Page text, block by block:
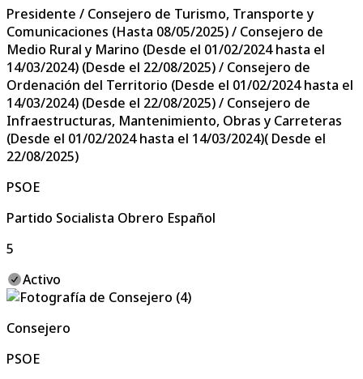
Presidente / Consejero de Turismo, Transporte y
Comunicaciones (Hasta 08/05/2025) / Consejero de
Medio Rural y Marino (Desde el 01/02/2024 hasta el
14/03/2024) (Desde el 22/08/2025) / Consejero de
Ordenación del Territorio (Desde el 01/02/2024 hasta el
14/03/2024) (Desde el 22/08/2025) / Consejero de
Infraestructuras, Mantenimiento, Obras y Carreteras
(Desde el 01/02/2024 hasta el 14/03/2024)( Desde el
22/08/2025)
PSOE
Partido Socialista Obrero Español
5
Activo
Consejero
PSOE